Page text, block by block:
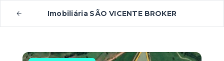
Imobiliária SÃO VICENTE BROKER